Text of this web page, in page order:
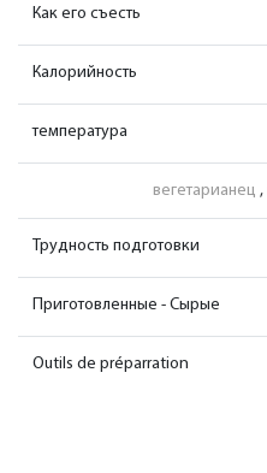
Как его съесть
Калорийность
температура
вегетарианец ,
Трудность подготовки
Приготовленные - Сырые
Outils de préparration